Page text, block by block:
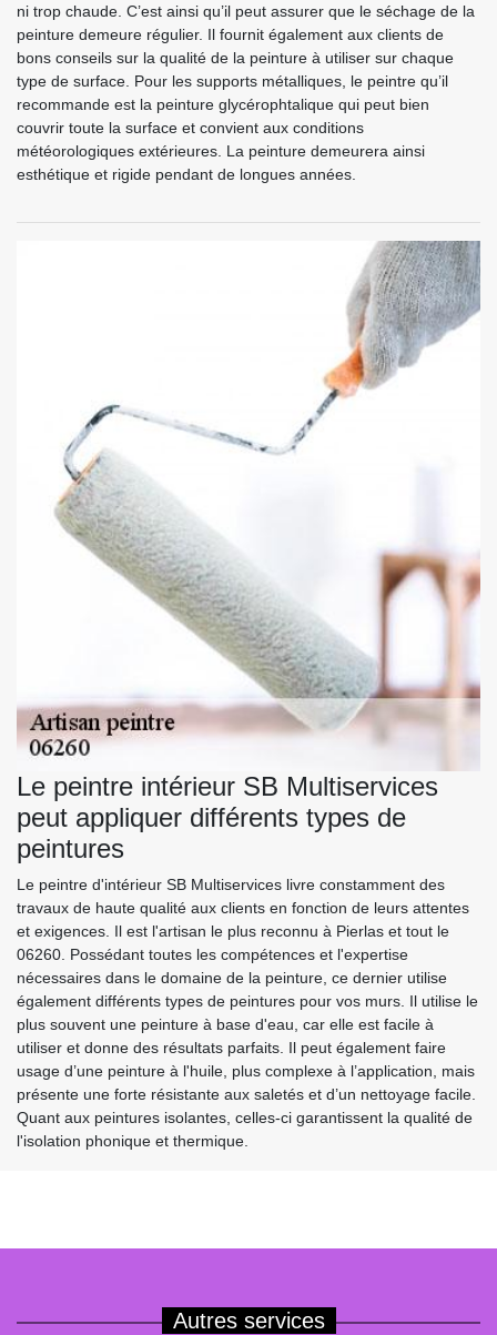
ni trop chaude. C’est ainsi qu’il peut assurer que le séchage de la
peinture demeure régulier. Il fournit également aux clients de
bons conseils sur la qualité de la peinture à utiliser sur chaque
type de surface. Pour les supports métalliques, le peintre qu’il
recommande est la peinture glycérophtalique qui peut bien
couvrir toute la surface et convient aux conditions
météorologiques extérieures. La peinture demeurera ainsi
esthétique et rigide pendant de longues années.
Le peintre intérieur SB Multiservices
peut appliquer différents types de
peintures
Le peintre d'intérieur SB Multiservices livre constamment des
travaux de haute qualité aux clients en fonction de leurs attentes
et exigences. Il est l'artisan le plus reconnu à Pierlas et tout le
06260. Possédant toutes les compétences et l'expertise
nécessaires dans le domaine de la peinture, ce dernier utilise
également différents types de peintures pour vos murs. Il utilise le
plus souvent une peinture à base d'eau, car elle est facile à
utiliser et donne des résultats parfaits. Il peut également faire
usage d’une peinture à l'huile, plus complexe à l’application, mais
présente une forte résistante aux saletés et d’un nettoyage facile.
Quant aux peintures isolantes, celles-ci garantissent la qualité de
l'isolation phonique et thermique.
Autres services